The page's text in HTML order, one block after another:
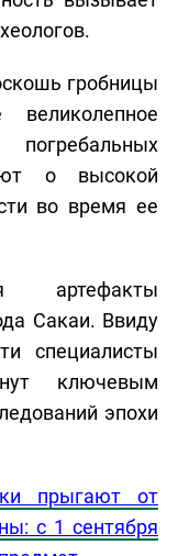
гробницы
погребальных
о высокой
во время ее
Сакаи. Ввиду
специалисты
ключевым
эпохи
прыгают от
с 1 сентября